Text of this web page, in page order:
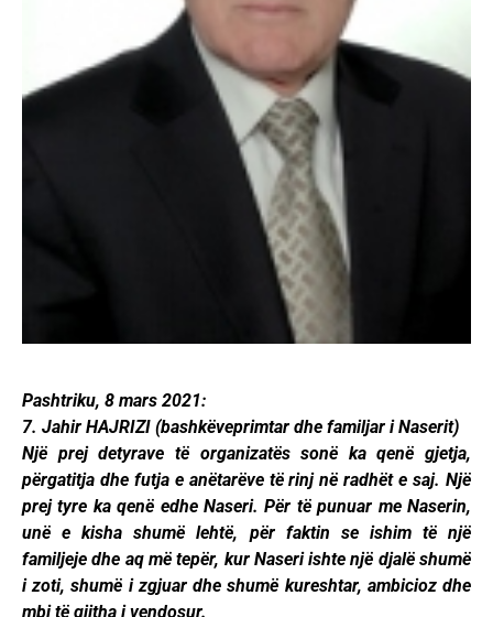
Pashtriku, 8 mars 2021:
7. Jahir HAJRIZI (bashkëveprimtar dhe familjar i Naserit)
Një prej detyrave të organizatës sonë ka qenë gjetja,
përgatitja dhe futja e anëtarëve të rinj në radhët e saj. Një
prej tyre ka qenë edhe Naseri. Për të punuar me Naserin,
unë e kisha shumë lehtë, për faktin se ishim të një
familjeje dhe aq më tepër, kur Naseri ishte një djalë shumë
i zoti, shumë i zgjuar dhe shumë kureshtar, ambicioz dhe
mbi të gjitha i vendosur.